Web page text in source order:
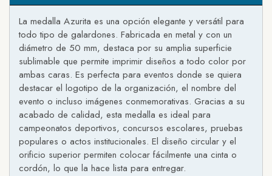
La medalla Azurita es una opción elegante y versátil para
todo tipo de galardones. Fabricada en metal y con un
diámetro de 50 mm, destaca por su amplia superficie
sublimable que permite imprimir diseños a todo color por
ambas caras. Es perfecta para eventos donde se quiera
destacar el logotipo de la organización, el nombre del
evento o incluso imágenes conmemorativas. Gracias a su
acabado de calidad, esta medalla es ideal para
campeonatos deportivos, concursos escolares, pruebas
populares o actos institucionales. El diseño circular y el
orificio superior permiten colocar fácilmente una cinta o
cordón, lo que la hace lista para entregar.